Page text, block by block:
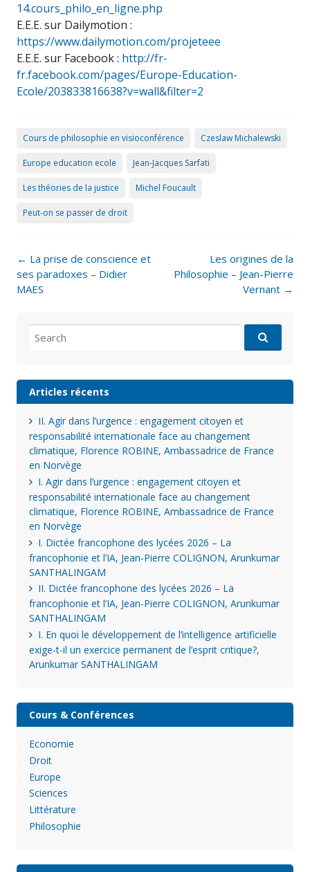
14.cours_philo_en_ligne.php
E.E.E. sur Dailymotion :
https://www.dailymotion.com/projeteee
E.E.E. sur Facebook : http://fr-
fr.facebook.com/pages/Europe-Education-
Ecole/203833816638?v=wall&filter=2
Cours de philosophie en visioconférence Czeslaw Michalewski
Europe education ecole Jean-Jacques Sarfati
Les théories de la justice Michel Foucault
Peut-on se passer de droit
Post
navigation
← La prise de conscience et
ses paradoxes – Didier
MAES
Les origines de la
Philosophie – Jean-Pierre
Vernant →
for:
Articles récents
II. Agir dans l’urgence : engagement citoyen et
responsabilité internationale face au changement
climatique, Florence ROBINE, Ambassadrice de France
en Norvège
I. Agir dans l’urgence : engagement citoyen et
responsabilité internationale face au changement
climatique, Florence ROBINE, Ambassadrice de France
en Norvège
I. Dictée francophone des lycées 2026 – La
francophonie et l’IA, Jean-Pierre COLIGNON, Arunkumar
SANTHALINGAM
II. Dictée francophone des lycées 2026 – La
francophonie et l’IA, Jean-Pierre COLIGNON, Arunkumar
SANTHALINGAM
I. En quoi le développement de l’intelligence artificielle
exige-t-il un exercice permanent de l’esprit critique?,
Arunkumar SANTHALINGAM
Cours & Conférences
Economie
Droit
Europe
Sciences
Littérature
Philosophie